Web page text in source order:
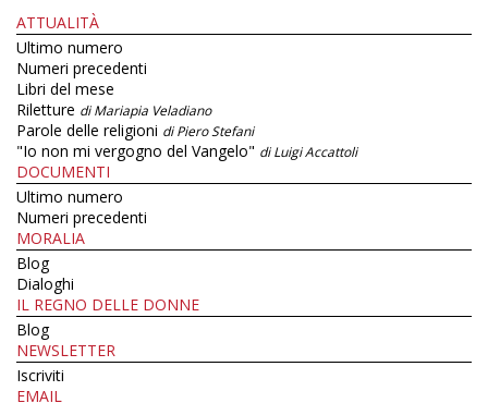
ATTUALITÀ
Ultimo numero
Numeri precedenti
Libri del mese
Riletture di Mariapia Veladiano
Parole delle religioni di Piero Stefani
"Io non mi vergogno del Vangelo" di Luigi Accattoli
DOCUMENTI
Ultimo numero
Numeri precedenti
MORALIA
Blog
Dialoghi
IL REGNO DELLE DONNE
Blog
NEWSLETTER
Iscriviti
EMAIL